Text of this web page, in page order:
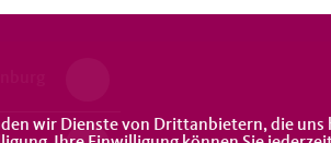
wir Dienste von Drittanbietern, die uns